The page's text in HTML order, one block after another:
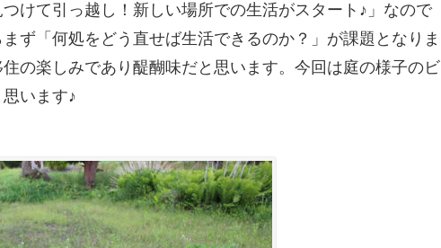
けて引っ越し！新しい場所での生活がスタート♪」なので
ず「何処をどう直せば生活できるのか？」が課題となりま
の楽しみであり醍醐味だと思います。今回は庭の様子のビ
います♪